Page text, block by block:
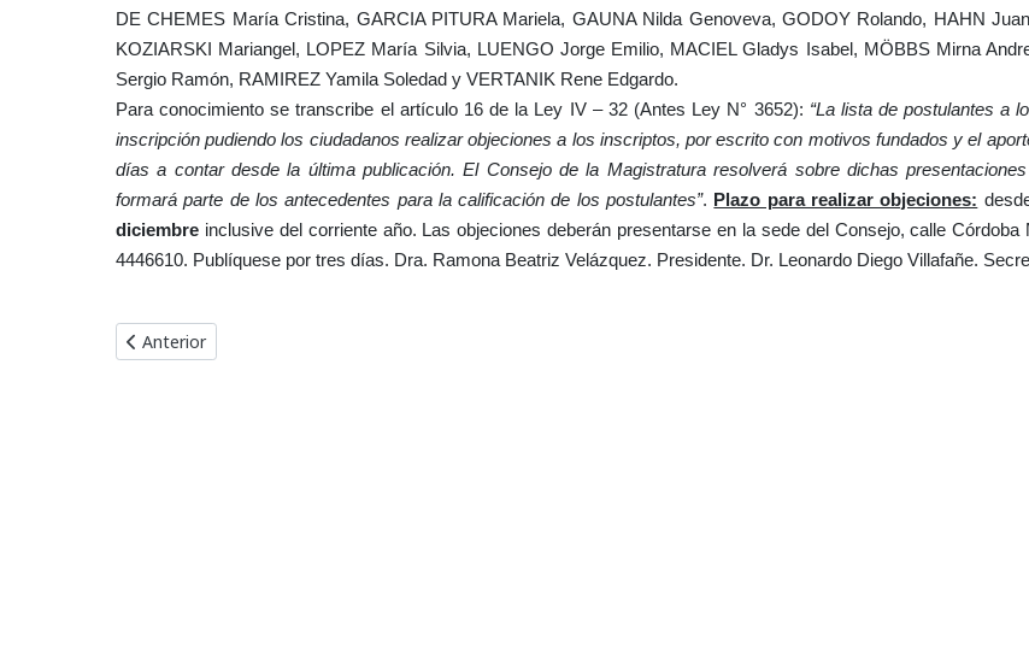
DE CHEMES María Cristina, GARCIA PITURA Mariela, GAUNA Nilda Genoveva, GODOY Rolando, HAHN
KOZIARSKI Mariangel, LOPEZ María Silvia, LUENGO Jorge Emilio, MACIEL Gladys Isabel, MÖBBS Mirna
Sergio Ramón, RAMIREZ Yamila Soledad y VERTANIK Rene Edgardo.
Para conocimiento se transcribe el artículo 16 de la Ley IV – 32 (Antes Ley N° 3652): “La lista de postulantes a
inscripción pudiendo los ciudadanos realizar objeciones a los inscriptos, por escrito con motivos fundados y el
días a contar desde la última publicación. El Consejo de la Magistratura resolverá sobre dichas
formará parte de los antecedentes para la calificación de los postulantes”. Plazo para realizar objeciones:
diciembre inclusive del corriente año. Las objeciones deberán presentarse en la sede del Consejo, calle
4446610. Publíquese por tres días. Dra. Ramona Beatriz Velázquez. Presidente. Dr. Leonardo Diego Villafañe.
Artículo anterior: Objeción Ciudadana Concurso Nº 118/15
Anterior